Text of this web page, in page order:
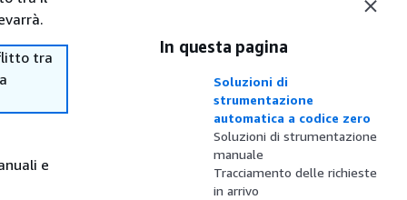
tra
e
In questa pagina
Soluzioni di
strumentazione
automatica a codice zero
Soluzioni di strumentazione
manuale
Tracciamento delle richieste
in arrivo